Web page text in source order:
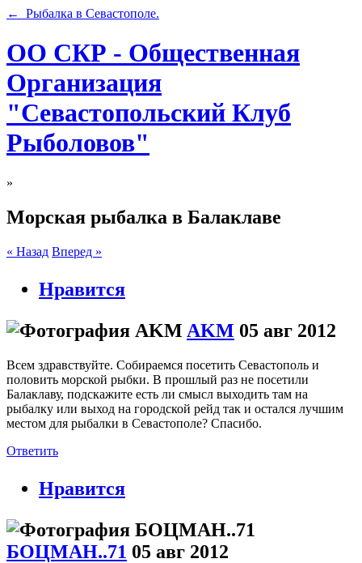
← Рыбалка в Севастополе.
ОО СКР - Общественная
Организация
"Севастопольский Клуб
Рыболовов"
»
Морская рыбалка в Балаклаве
« Назад Вперед »
Нравится
AKM 05 авг 2012
Всем здравствуйте. Собираемся посетить Севастополь и
половить морской рыбки. В прошлый раз не посетили
Балаклаву, подскажите есть ли смысл выходить там на
рыбалку или выход на городской рейд так и остался лучшим
местом для рыбалки в Севастополе? Спасибо.
Ответить
Нравится
БОЦМАН..71 05 авг 2012